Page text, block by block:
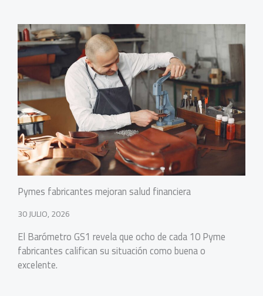
Pymes fabricantes mejoran salud financiera
30 JULIO, 2026
El Barómetro GS1 revela que ocho de cada 10 Pyme
fabricantes califican su situación como buena o
excelente.